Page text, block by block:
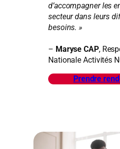
d’accompagner les
secteur dans leurs
besoins. »
– Maryse CAP,
Nationale Activités
Prendre